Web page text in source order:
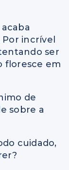
incrível
ser
floresce em
de
sobre a
cuidado,